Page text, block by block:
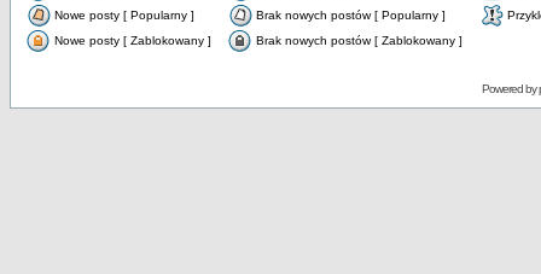
Nowe posty [ Popularny ]
Brak nowych postów [ Popularny ]
Nowe posty [ Zablokowany ]
Brak nowych postów [ Zablokowany ]
Powered by